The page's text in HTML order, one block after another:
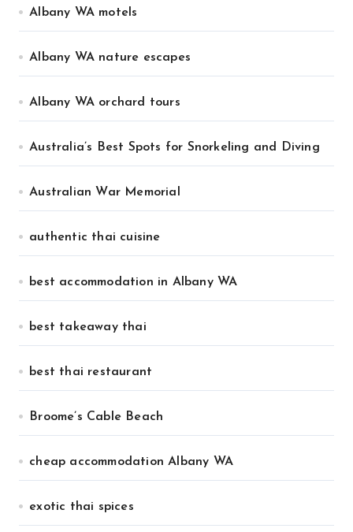
Albany WA motels
Albany WA nature escapes
Albany WA orchard tours
Australia’s Best Spots for Snorkeling and Diving
Australian War Memorial
authentic thai cuisine
best accommodation in Albany WA
best takeaway thai
best thai restaurant
Broome’s Cable Beach
cheap accommodation Albany WA
exotic thai spices